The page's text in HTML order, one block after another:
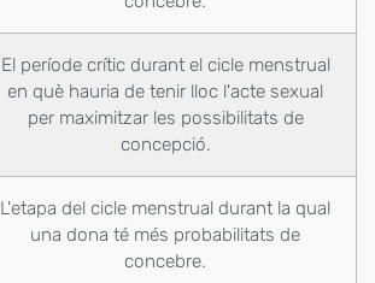
El període crític durant el cicle menstrual
en què hauria de tenir lloc l'acte sexual
per maximitzar les possibilitats de
concepció.
L'etapa del cicle menstrual durant la qual
una dona té més probabilitats de
concebre.